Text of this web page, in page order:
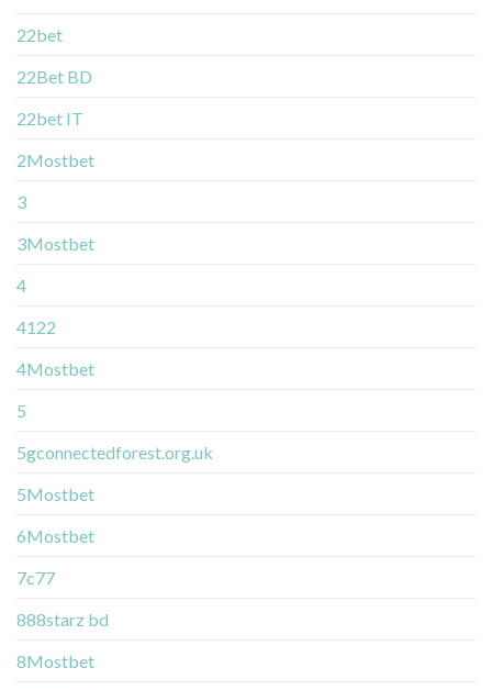
22bet
22Bet BD
22bet IT
2Mostbet
3
3Mostbet
4
4122
4Mostbet
5
5gconnectedforest.org.uk
5Mostbet
6Mostbet
7c77
888starz bd
8Mostbet